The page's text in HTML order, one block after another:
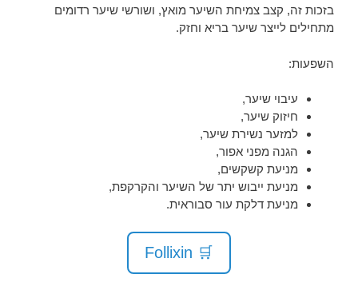
בזכות זה, קצב צמיחת השיער מואץ, ושורשי שיער רדומים
מתחילים לייצר שיער בריא וחזק.
השפעות:
עיבוי שיער,
חיזוק שיער,
למזער נשירת שיער,
הגנה מפני אפור,
מניעת קשקשים,
מניעת ייבוש יתר של השיער והקרקפת,
מניעת דלקת עור סבוראית.
🛒 Follixin